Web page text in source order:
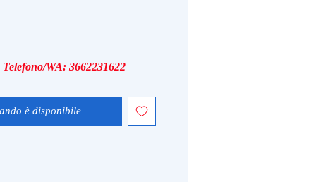
WA: 3662231622
è disponibile